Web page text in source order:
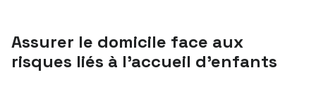
Assurer le domicile face aux
risques liés à l’accueil d’enfants